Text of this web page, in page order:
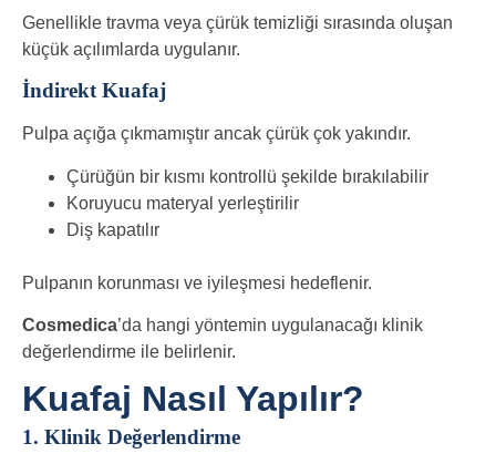
Genellikle travma veya çürük temizliği sırasında oluşan
küçük açılımlarda uygulanır.
İndirekt Kuafaj
Pulpa açığa çıkmamıştır ancak çürük çok yakındır.
Çürüğün bir kısmı kontrollü şekilde bırakılabilir
Koruyucu materyal yerleştirilir
Diş kapatılır
Pulpanın korunması ve iyileşmesi hedeflenir.
Cosmedica’da hangi yöntemin uygulanacağı klinik
değerlendirme ile belirlenir.
Kuafaj Nasıl Yapılır?
1. Klinik Değerlendirme